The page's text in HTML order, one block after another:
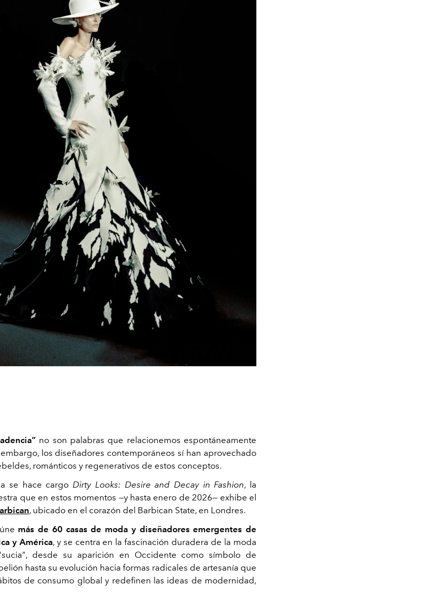
no son palabras que relacionemos espontáneamente
los diseñadores contemporáneos sí han aprovechado
románticos y regenerativos de estos conceptos.
se hace cargo Dirty Looks: Desire and Decay in Fashion, la
que en estos momentos —y hasta enero de 2026— exhibe el
, ubicado en el corazón del Barbican State, en Londres.
más de 60 casas de moda y diseñadores emergentes de
y América, y se centra en la fascinación duradera de la moda
desde su aparición en Occidente como símbolo de
hasta su evolución hacia formas radicales de artesanía que
de consumo global y redefinen las ideas de modernidad,